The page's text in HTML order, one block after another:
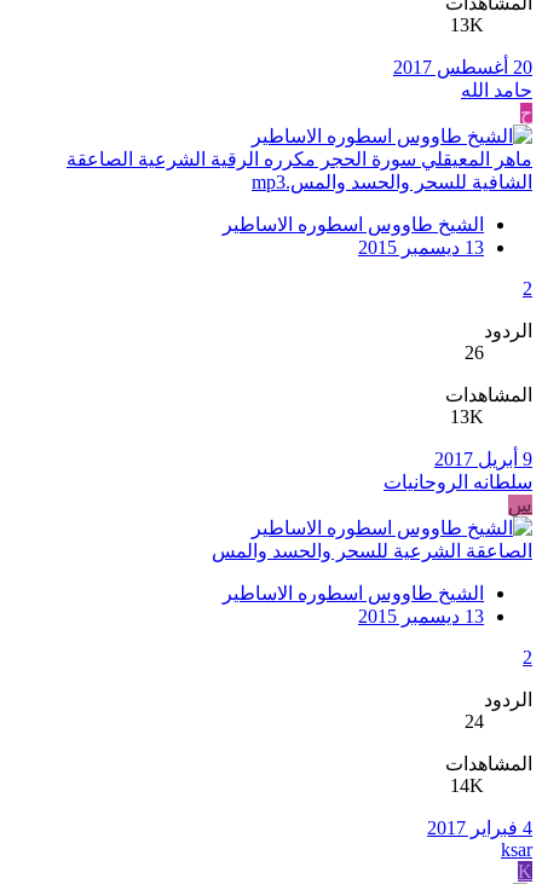
13K
20 أغسطس 2017
حامد الله
ح
ماهر المعيقلي سورة الحجر مكرره الرقية الشرعية الصاعقة
الشافية للسحر والحسد والمس.mp3
الشيخ طاووس اسطوره الاساطير
13 ديسمبر 2015
2
الردود
26
المشاهدات
13K
9 أبريل 2017
سلطانه الروحانيات
س
الصاعقة الشرعية للسحر والحسد والمس
الشيخ طاووس اسطوره الاساطير
13 ديسمبر 2015
2
الردود
24
المشاهدات
14K
4 فبراير 2017
ksar
K